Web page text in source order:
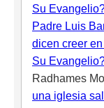
Su
Padre Luis
dicen creer
Su
Radhames
una iglesia